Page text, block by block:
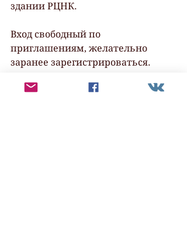
здании РЦНК.
Вход свободный по
приглашениям, желательно
заранее зарегистрироваться.